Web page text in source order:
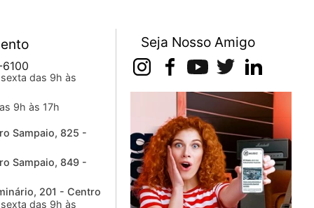
das 9h às
9h às 17h
Sampaio, 825 -
Sampaio, 849 -
201 - Centro
das 9h às
Seja Nosso Amigo